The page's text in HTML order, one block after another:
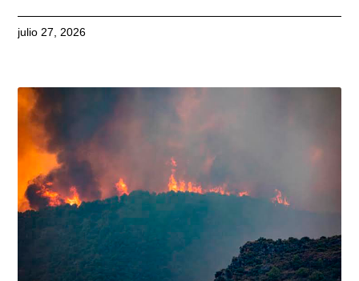
julio 27, 2026